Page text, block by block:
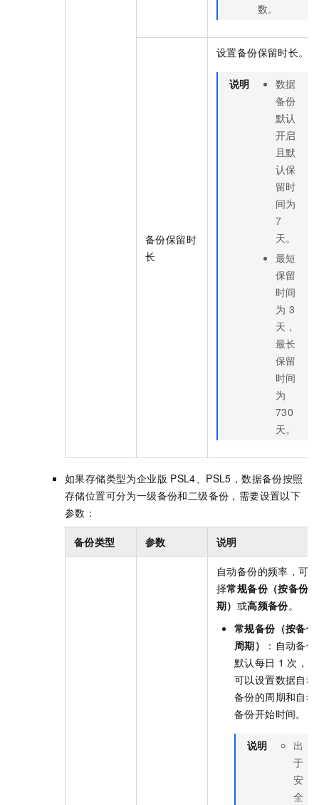
数。
备份保留时
长
设置备份保留时长。
说明
数据
备份
默认
开启
且默
认保
留时
间为
7
天。
最短
保留
时间
为 3
天，
最长
保留
时间
为
730
天。
如果存储类型为企业版 PSL4、PSL5，数据备份按照
存储位置可分为一级备份和二级备份，需要设置以下
参数：
备份类型 参数 说明
自动备份的频率，可选
择常规备份（按备份周
期） 或高频备份。
常规备份（按备份
周期）
：自动备份
默认每日 1 次，你
可以设置数据自动
备份的周期和自动
备份开始时间。
说明
出
于
安
全